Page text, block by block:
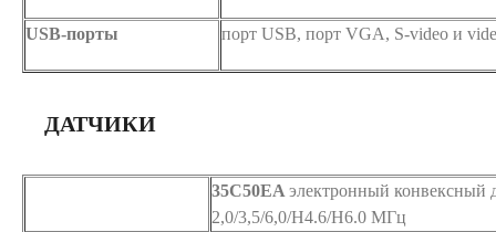
USB-порты порт USB, порт VGA, S-video и
ДАТЧИКИ
35C50EA электронный конвексный
2,0/3,5/6,0/H4.6/H6.0 МГц